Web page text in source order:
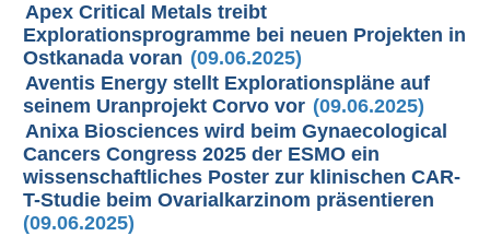
Apex Critical Metals treibt
Explorationsprogramme bei neuen Projekten in
Ostkanada voran (09.06.2025)
Aventis Energy stellt Explorationspläne auf
seinem Uranprojekt Corvo vor (09.06.2025)
Anixa Biosciences wird beim Gynaecological
Cancers Congress 2025 der ESMO ein
wissenschaftliches Poster zur klinischen CAR-
T-Studie beim Ovarialkarzinom präsentieren
(09.06.2025)